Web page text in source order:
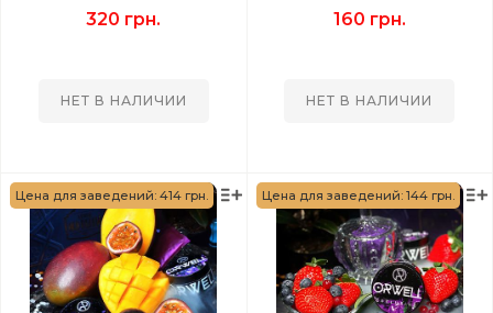
320 грн.
НЕТ В НАЛИЧИИ
160 грн.
НЕТ В НАЛИЧИИ
Цена для заведений: 414 грн. Цена для заведений: 144 грн.